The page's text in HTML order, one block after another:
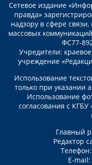
Сетевое издание
правда»
надзору в сфере
массовых
ФС77-
Учредители:
учреждение
Использование
только при указании
Использование
согласования с КГБУ
Главный
Редактор
E-mail: